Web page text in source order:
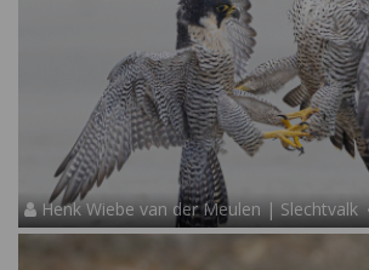
Henk Wiebe van der Meulen | Slechtvalk